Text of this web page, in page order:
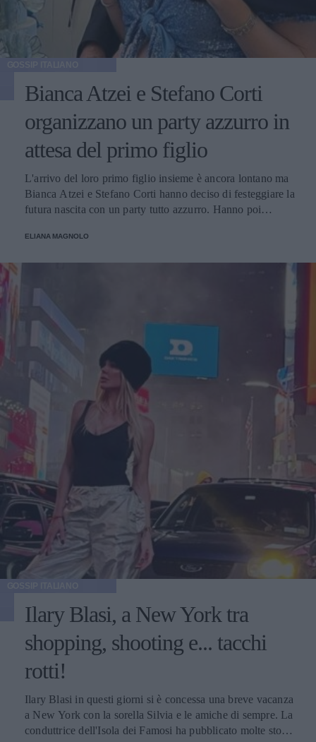
Bianca Atzei e Stefano Corti
organizzano un party azzurro in
attesa del primo figlio
L'arrivo del loro primo figlio insieme è ancora lontano ma
Bianca Atzei e Stefano Corti hanno deciso di festeggiare la
futura nascita con un party tutto azzurro. Hanno poi
famiglia.
ELIANA MAGNOLO
Ilary Blasi, a New York tra
shopping, shooting e... tacchi
rotti!
Ilary Blasi in questi giorni si è concessa una breve vacanza
a New York con la sorella Silvia e le amiche di sempre. La
conduttrice dell'Isola dei Famosi ha pubblicato molte storie